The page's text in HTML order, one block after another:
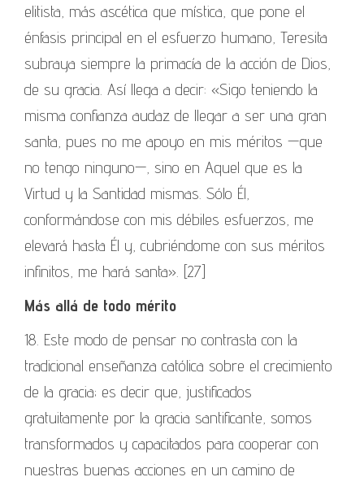
elitista, más ascética que mística, que pone el
énfasis principal en el esfuerzo humano, Teresita
subraya siempre la primacía de la acción de Dios,
de su gracia. Así llega a decir: «Sigo teniendo la
misma confianza audaz de llegar a ser una gran
santa, pues no me apoyo en mis méritos —que
no tengo ninguno—, sino en Aquel que es la
Virtud y la Santidad mismas. Sólo Él,
conformándose con mis débiles esfuerzos, me
elevará hasta Él y, cubriéndome con sus méritos
infinitos, me hará santa». [27]
Más allá de todo mérito
18. Este modo de pensar no contrasta con la
tradicional enseñanza católica sobre el crecimiento
de la gracia; es decir que, justificados
gratuitamente por la gracia santificante, somos
transformados y capacitados para cooperar con
nuestras buenas acciones en un camino de